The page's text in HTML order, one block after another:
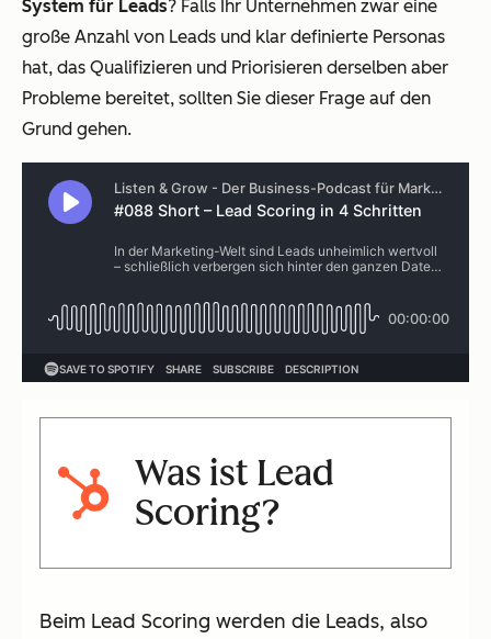
System für Leads? Falls Ihr Unternehmen zwar eine
große Anzahl von Leads und klar definierte Personas
hat, das Qualifizieren und Priorisieren derselben aber
Probleme bereitet, sollten Sie dieser Frage auf den
Grund gehen.
Was ist Lead
Scoring?
Beim Lead Scoring werden die Leads, also